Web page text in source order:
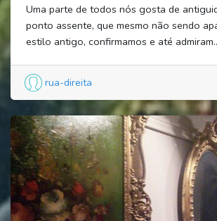
Uma parte de todos nós gosta de
ponto assente, que mesmo não sendo
estilo antigo, confirmamos e até
rua-direita